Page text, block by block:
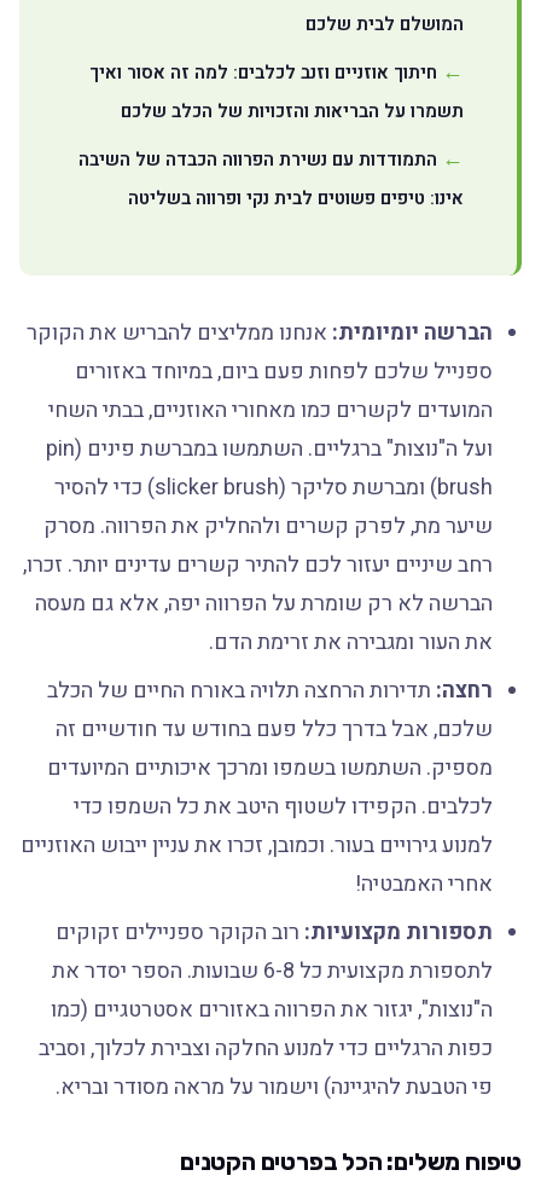
המושלם לבית שלכם
חיתוך אוזניים וזנב לכלבים: למה זה אסור ואיך
תשמרו על הבריאות והזכויות של הכלב שלכם
התמודדות עם נשירת הפרווה הכבדה של השיבה
אינו: טיפים פשוטים לבית נקי ופרווה בשליטה
הברשה יומיומית:אנחנו ממליצים להבריש את הקוקר
ספנייל שלכם לפחות פעם ביום, במיוחד באזורים
המועדים לקשרים כמו מאחורי האוזניים, בבתי השחי
ועל ה"נוצות" ברגליים. השתמשו במברשת פינים (pin
brush) ומברשת סליקר (slicker brush) כדי להסיר
שיער מת, לפרק קשרים ולהחליק את הפרווה. מסרק
רחב שיניים יעזור לכם להתיר קשרים עדינים יותר. זכרו,
הברשה לא רק שומרת על הפרווה יפה, אלא גם מעסה
את העור ומגבירה את זרימת הדם.
רחצה:תדירות הרחצה תלויה באורח החיים של הכלב
שלכם, אבל בדרך כלל פעם בחודש עד חודשיים זה
מספיק. השתמשו בשמפו ומרכך איכותיים המיועדים
לכלבים. הקפידו לשטוף היטב את כל השמפו כדי
למנוע גירויים בעור. וכמובן, זכרו את עניין ייבוש האוזניים
אחרי האמבטיה!
תספורות מקצועיות:רוב הקוקר ספניילים זקוקים
לתספורת מקצועית כל 6-8 שבועות. הספר יסדר את
ה"נוצות", יגזור את הפרווה באזורים אסטרטגיים (כמו
כפות הרגליים כדי למנוע החלקה וצבירת לכלוך, וסביב
פי הטבעת להיגיינה) וישמור על מראה מסודר ובריא.
טיפוח משלים: הכל בפרטים הקטנים